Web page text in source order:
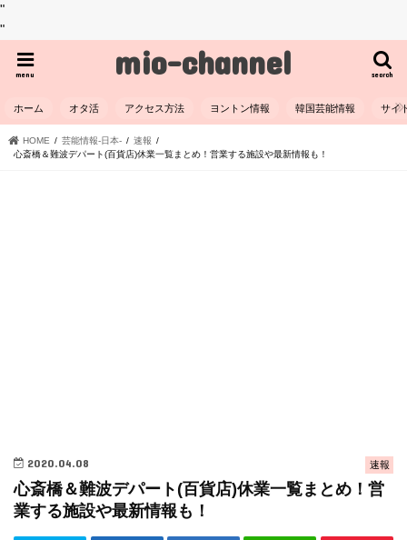
"
"
mio-channel search
menu
ホーム オタ活 アクセス方法 ヨントン情報 韓国芸能情報 サイ
HOME 芸能情報-日本-
速報
心斎橋＆難波デパート(百貨店)休業一覧まとめ！営業する施設や最新情報も！
速報
2020.04.08
心斎橋＆難波デパート(百貨店)休業一覧まとめ！営
業する施設や最新情報も！